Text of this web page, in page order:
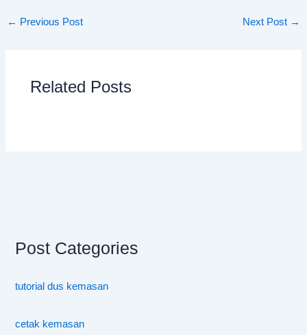
← Previous Post Next Post →
Related Posts
Post Categories
tutorial dus kemasan
cetak kemasan